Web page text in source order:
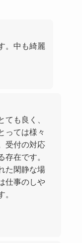
。中も綺麗
ても良く、
っては様々
受付の対応
存在です。
た閑静な場
仕事のしや